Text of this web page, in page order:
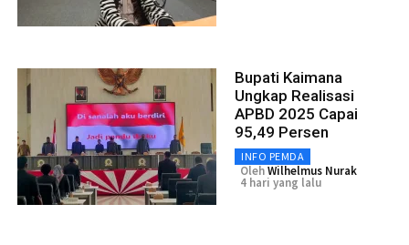
Bupati Kaimana
Ungkap Realisasi
APBD 2025 Capai
95,49 Persen
INFO PEMDA
OlehWilhelmus Nurak
4 hari yang lalu